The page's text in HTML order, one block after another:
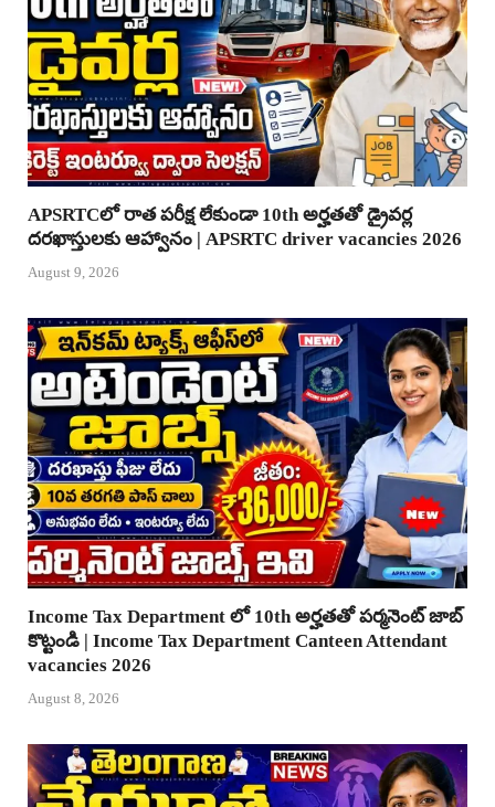
APSRTCలో రాత పరీక్ష లేకుండా 10th అర్హతతో డ్రైవర్ల
దరఖాస్తులకు ఆహ్వానం | APSRTC driver vacancies 2026
August 9, 2026
Income Tax Department లో 10th అర్హతతో పర్మనెంట్ జాబ్
కొట్టండి | Income Tax Department Canteen Attendant
vacancies 2026
August 8, 2026